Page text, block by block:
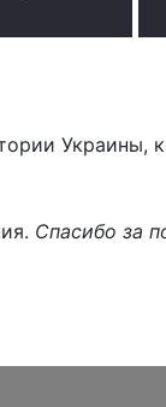
Украины,
Спасибо за